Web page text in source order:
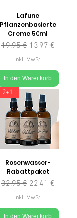
Lafune
Pflanzenbasierte
Creme 50ml
Standardpreis
19,95 € Sale-Preis
13,97 €
inkl. MwSt.
In den Warenkorb
2+1
Rosenwasser-
Rabattpaket
Standardpreis
32,95 € Sale-Preis
22,41 €
inkl. MwSt.
In den Warenkorb